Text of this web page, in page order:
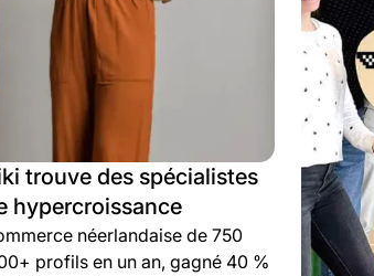
trouve des spécialistes
hypercroissance
néerlandaise de 750
profils en un an, gagné 40 %